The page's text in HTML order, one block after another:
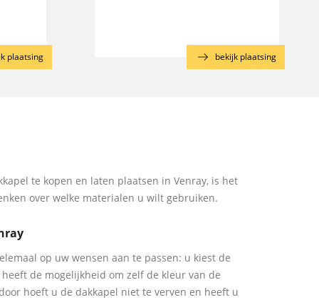
plaatsing bekijk plaatsing
te kopen en laten plaatsen in Venray, is het
over welke materialen u wilt gebruiken.
op uw wensen aan te passen: u kiest de
de mogelijkheid om zelf de kleur van de
hoeft u de dakkapel niet te verven en heeft u